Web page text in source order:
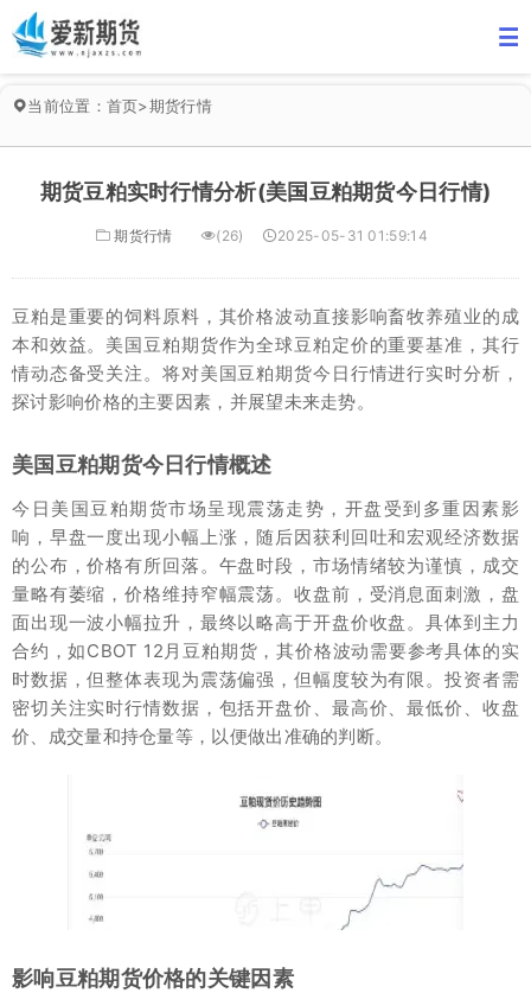
当前位置： 首页>期货行情
期货豆粕实时行情分析(美国豆粕期货今日行情)
期货行情 (26) 2025-05-31 01:59:14
豆粕是重要的饲料原料，其价格波动直接影响畜牧养殖业的成
本和效益。美国豆粕期货作为全球豆粕定价的重要基准，其行
情动态备受关注。将对美国豆粕期货今日行情进行实时分析，
探讨影响价格的主要因素，并展望未来走势。
美国豆粕期货今日行情概述
今日美国豆粕期货市场呈现震荡走势，开盘受到多重因素影
响，早盘一度出现小幅上涨，随后因获利回吐和宏观经济数据
的公布，价格有所回落。午盘时段，市场情绪较为谨慎，成交
量略有萎缩，价格维持窄幅震荡。收盘前，受消息面刺激，盘
面出现一波小幅拉升，最终以略高于开盘价收盘。具体到主力
合约，如CBOT 12月豆粕期货，其价格波动需要参考具体的实
时数据，但整体表现为震荡偏强，但幅度较为有限。投资者需
密切关注实时行情数据，包括开盘价、最高价、最低价、收盘
价、成交量和持仓量等，以便做出准确的判断。
影响豆粕期货价格的关键因素